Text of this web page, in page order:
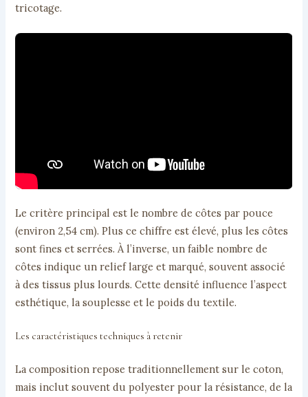
tricotage.
Le critère principal est le nombre de côtes par pouce
(environ 2,54 cm). Plus ce chiffre est élevé, plus les côtes
sont fines et serrées. À l’inverse, un faible nombre de
côtes indique un relief large et marqué, souvent associé
à des tissus plus lourds. Cette densité influence l’aspect
esthétique, la souplesse et le poids du textile.
Les caractéristiques techniques à retenir
La composition repose traditionnellement sur le coton,
mais inclut souvent du polyester pour la résistance, de la